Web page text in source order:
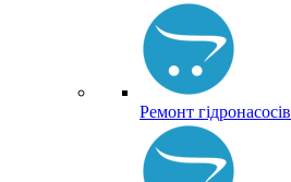
Ремонт гідронасосів